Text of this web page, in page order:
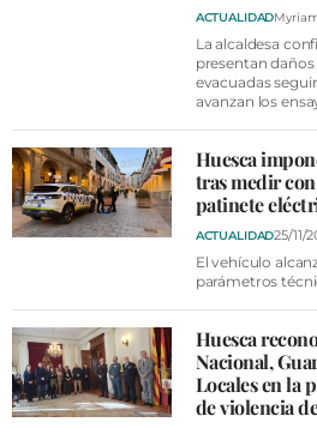
ACTUALIDAD
La alcaldesa
presentan daños
evacuadas
avanzan los
Huesca
tras medir
patinete
ACTUALIDAD25/11/
El vehículo
parámetros
Huesca
Nacional,
Locales en la
de violencia